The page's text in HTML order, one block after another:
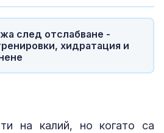
след отслабване -
хидратация и
на калий, но когато са